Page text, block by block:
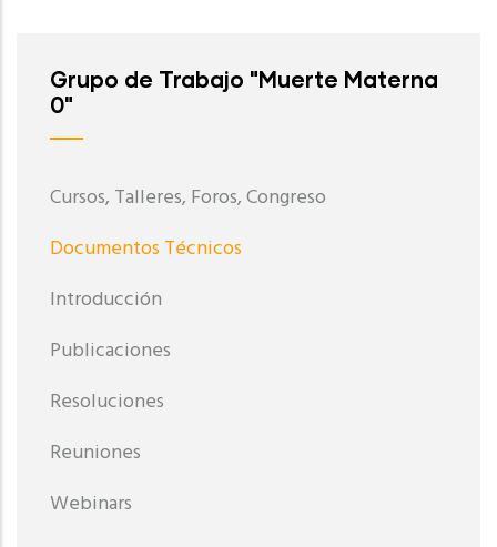
Grupo de Trabajo "Muerte Materna
0"
Cursos, Talleres, Foros, Congreso
Documentos Técnicos
Introducción
Publicaciones
Resoluciones
Reuniones
Webinars